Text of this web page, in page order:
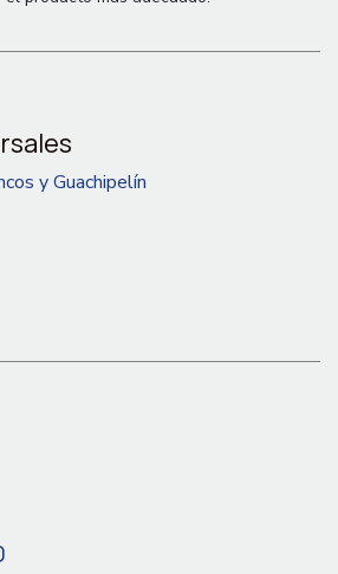
y Guachipelín